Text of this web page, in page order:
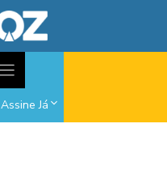
Assine Já